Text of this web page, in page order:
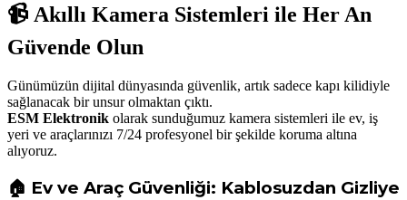
📹 Akıllı Kamera Sistemleri ile Her An
Güvende Olun
Günümüzün dijital dünyasında güvenlik, artık sadece kapı kilidiyle
sağlanacak bir unsur olmaktan çıktı.
ESM Elektronik olarak sunduğumuz kamera sistemleri ile ev, iş
yeri ve araçlarınızı 7/24 profesyonel bir şekilde koruma altına
alıyoruz.
🏠 Ev ve Araç Güvenliği: Kablosuzdan Gizliye